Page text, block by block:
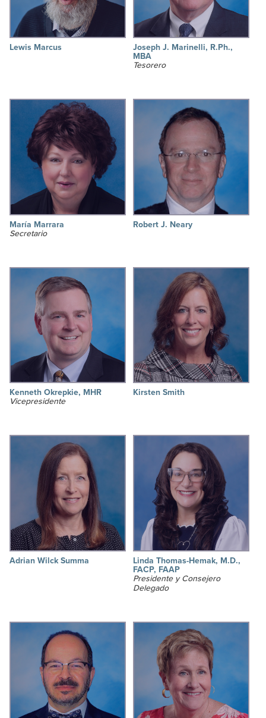
Lewis Marcus
Joseph J. Marinelli, R.Ph.,
MBA
Tesorero
María Marrara
Secretario
Robert J. Neary
Kenneth Okrepkie, MHR
Vicepresidente
Kirsten Smith
Adrian Wilck Summa
Linda Thomas-Hemak, M.D.,
FACP, FAAP
Presidente y Consejero
Delegado